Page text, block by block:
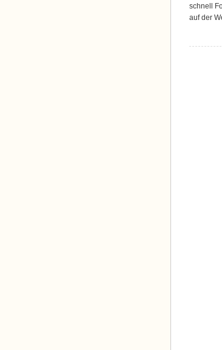
schnell
auf der